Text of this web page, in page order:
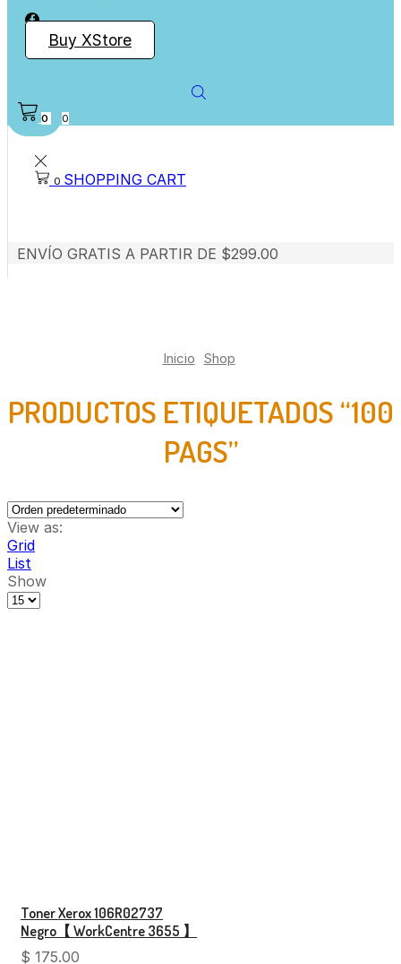
Buy XStore
0 0
0 SHOPPING CART
ENVÍO GRATIS A PARTIR DE $299.00
Inicio Shop
PRODUCTOS ETIQUETADOS “100
PAGS”
View as:
Grid
List
Show
Toner Xerox 106R02737
Negro【 WorkCentre 3655 】
$ 175.00